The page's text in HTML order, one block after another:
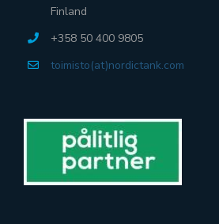
Finland
+358 50 400 9805
toimisto(at)nordictank.com